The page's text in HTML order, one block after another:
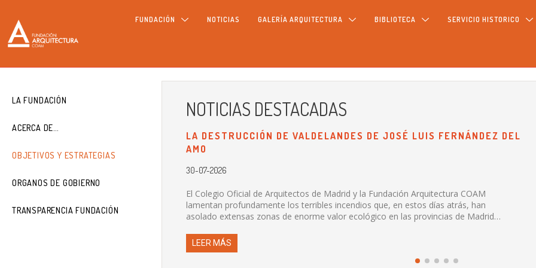
FUNDACIÓN NOTICIAS GALERÍA ARQUITECTURA BIBLIOTECA SERVICIO HISTORICO
LA FUNDACIÓN
ACERCA DE…
OBJETIVOS Y ESTRATEGIAS
ORGANOS DE GOBIERNO
TRANSPARENCIA FUNDACIÓN
NOTICIAS DESTACADAS
LA DESTRUCCIÓN DE VALDELANDES DE JOSÉ LUIS FERNÁNDEZ DEL
AMO
30-07-2026
El Colegio Oficial de Arquitectos de Madrid y la Fundación Arquitectura COAM
lamentan profundamente los terribles incendios que, en estos días atrás, han
asolado extensas zonas de enorme valor ecológico en las provincias de Madrid…
LEER MÁS